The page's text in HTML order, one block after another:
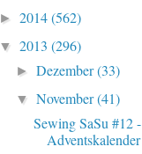
► 2014(562)
▼ 2013 (296)
►Dezember(33)
▼November(41)
Sewing SaSu #12 -
Adventskalender